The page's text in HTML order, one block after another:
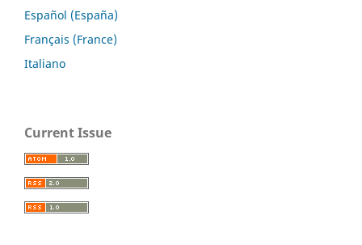
Español (España)
Français (France)
Italiano
Current Issue